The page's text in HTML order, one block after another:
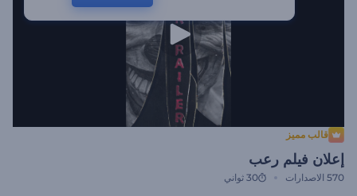
قالب مميز
إعلان فيلم رعب
570 الاصدارات 30 ثواني